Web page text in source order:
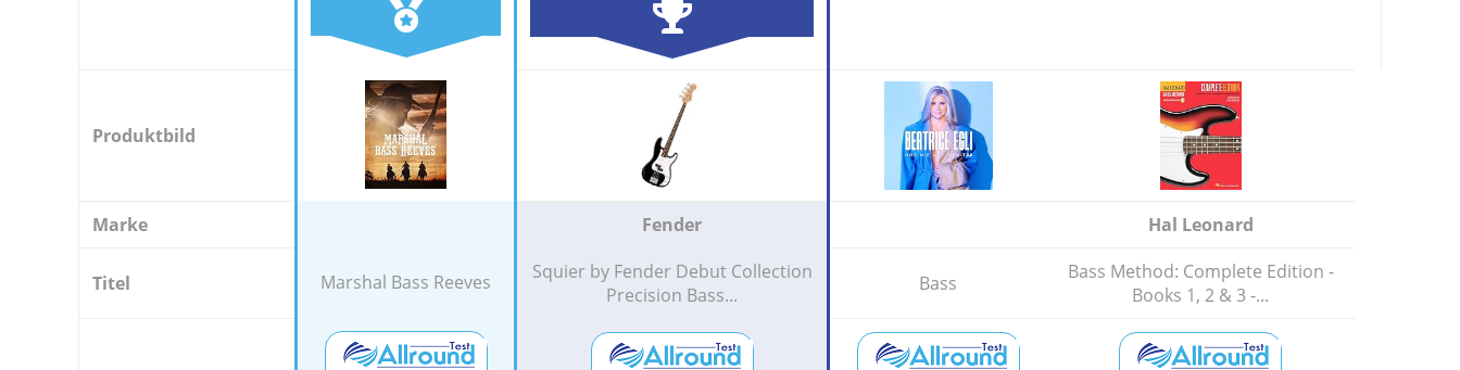
Produktbild
Marke Fender Hal Leonard
Titel Marshal Bass Reeves
Squier by Fender Debut Collection
Precision Bass...
Bass
Bass Method: Complete Edition -
Books 1, 2 & 3 -...